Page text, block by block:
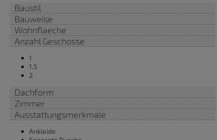
Baustil
Bauweise
Wohnflaeche
Anzahl Geschosse
1
1.5
2
Dachform
Zimmer
Ausstattungsmerkmale
Ankleide